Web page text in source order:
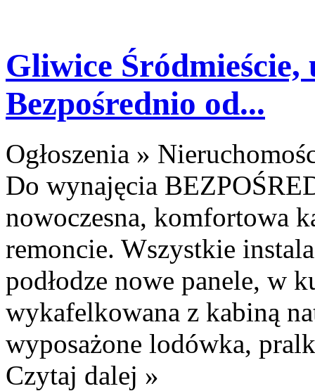
Gliwice
Bezpośrednio od...
Ogłoszenia »
Do wynajęcia
nowoczesna, komfortowa
remoncie. Wszystkie
podłodze nowe panele, w
wykafelkowana z kabiną
wyposażone lodówka,
Czytaj dalej »